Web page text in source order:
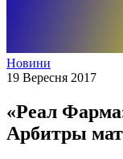
Новини
19 Вересня 2017
«Реал
Арбитры